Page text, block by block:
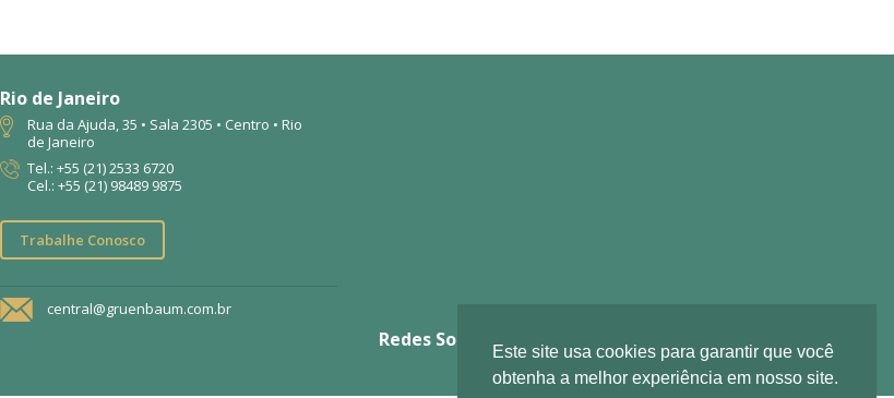
Rio de Janeiro
Rua da Ajuda, 35 • Sala 2305 • Centro • Rio
de Janeiro
Tel.: +55 (21) 2533 6720
Cel.: +55 (21) 98489 9875
central@gruenbaum.com.br
Trabalhe Conosco
Redes Sociais
Este site usa cookies para garantir que você
obtenha a melhor experiência em nosso site.